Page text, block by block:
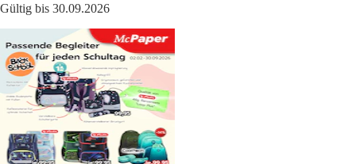
Gültig bis 30.09.2026